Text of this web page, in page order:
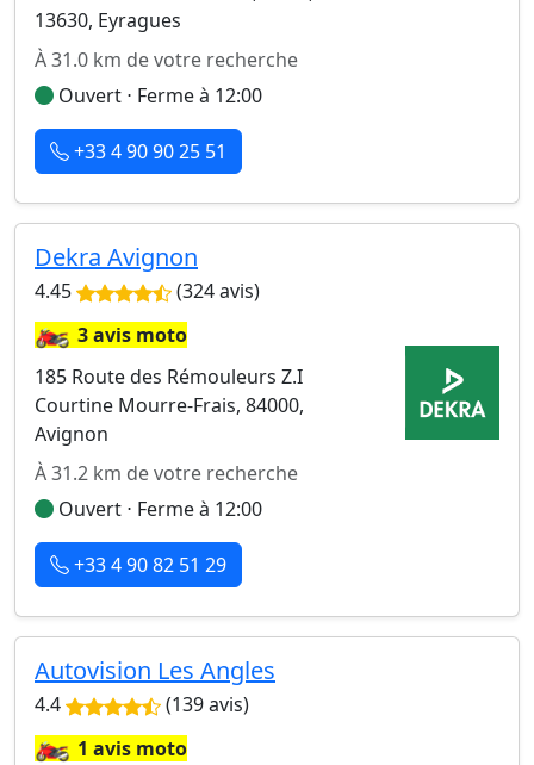
13630, Eyragues
À 31.0 km de votre recherche
Ouvert ⋅ Ferme à 12:00
+33 4 90 90 25 51
Dekra Avignon
4.45 (324 avis)
🏍️3 avis moto
185 Route des Rémouleurs Z.I
Courtine Mourre-Frais, 84000,
Avignon
À 31.2 km de votre recherche
Ouvert ⋅ Ferme à 12:00
+33 4 90 82 51 29
Autovision Les Angles
4.4 (139 avis)
🏍️1 avis moto